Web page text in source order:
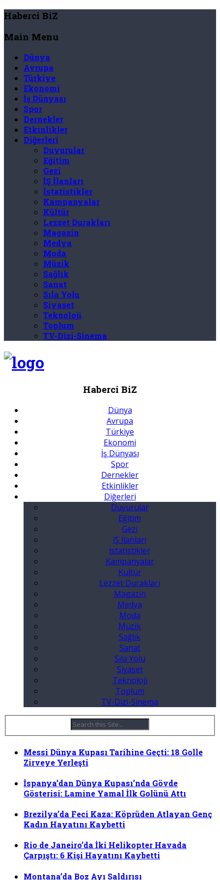
Haberci BiZ
Main Menu
Dünya
Avrupa
Türkiye
Ekonomi
İş Dünyası
Spor
Dernekler
Etkinlikler
Diğerleri
Duyurular
Eğitim
Gezi
İŞ İlanları
İstatistikler
Kampanyalar
Kültür
Lezzet Durakları
Magazin
Medya
Moda
Müzik
Sağlık
Sanat
Sıla Yolu
Siyaset
Teknoloji
Toplum
TV-Dizi-Sinema
Haberci BiZ
Dünya
Avrupa
Türkiye
Ekonomi
İş Dünyası
Spor
Dernekler
Etkinlikler
Diğerleri
Duyurular
Eğitim
Gezi
İŞ İlanları
İstatistikler
Kampanyalar
Kültür
Lezzet Durakları
Magazin
Medya
Moda
Müzik
Sağlık
Sanat
Sıla Yolu
Siyaset
Teknoloji
Toplum
TV-Dizi-Sinema
Messi Dünya Kupası Tarihine Geçti: 18 Golle
Zirveye Yerleşti
İspanya’dan Dünya Kupası’nda Gövde
Gösterisi: Lamine Yamal İlk Golünü Attı
Brezilya’da Feci Kaza: Köprüden Atlayan Genç
Kadın Hayatını Kaybetti
Rio de Janeiro’da İki Helikopter Havada
Çarpıştı: 6 Kişi Hayatını Kaybetti
Montana’da Boz Ayı Saldırısı